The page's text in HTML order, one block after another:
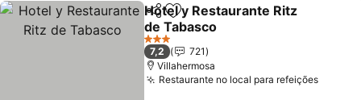
PartilharAdicionar aos favoritos
Hotel y Restaurante Ritz
de Tabasco
Ver preços
3 Estrelas
7,2
721
Villahermosa
Restaurante no local para refeiçõesVer